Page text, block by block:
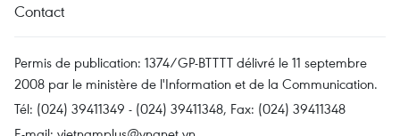
Contact
Permis de publication: 1374/GP-BTTTT délivré le 11 septembre
2008 par le ministère de l'Information et de la Communication.
Tél: (024) 39411349 - (024) 39411348, Fax: (024) 39411348